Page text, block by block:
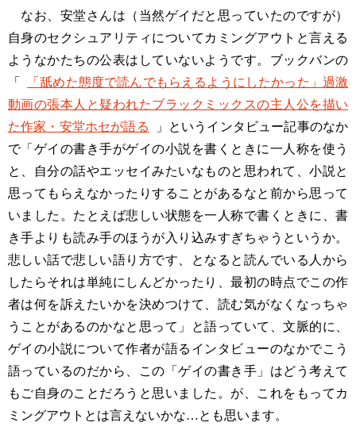
なお、安堂さんは（当然ゲイだと思っていたのですが）
自身のセクシュアリティについてカミングアウトと言える
ようなかたちの公表はしていないようです。ブックバンの
「
「舐めた態度で読んでもらえるようにしたかった」過激
動画の張本人と疑われたブラックミックスの主人公を描い
た作家・安堂ホセが語る
」というインタビュー記事のなか
で「ゲイの書き手がゲイの小説を書くときに一人称を使う
と、自分の話やエッセイみたいなものと思われて、小説と
思ってもらえなかったりすることがあるなと前から思って
いました。たとえば悲しい状態を一人称で書くときに、書
き手よりも読み手のほうが入り込みすぎちゃうというか。
悲しい話で悲しい語り方です、となると読んでいる人から
したらそれは単純にしんどかったり、最初の時点でこの作
者は何を訴えたいかを決めつけて、読む気がなくなっちゃ
うことがあるのかなと思って」と語っていて、文脈的に、
ゲイの小説について作者が語るインタビューのなかでこう
語っているのだから、この「ゲイの書き手」はどう考えて
もご自身のことだろうと思いました。が、これをもってカ
ミングアウトとは言えないかな…とも思います。